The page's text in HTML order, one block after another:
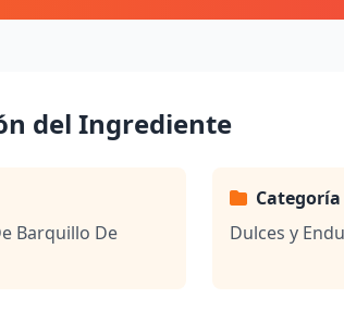
del Ingrediente
Barquillo De
Categoría
Dulces y